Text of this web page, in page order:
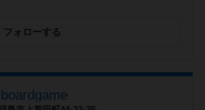
フォローする